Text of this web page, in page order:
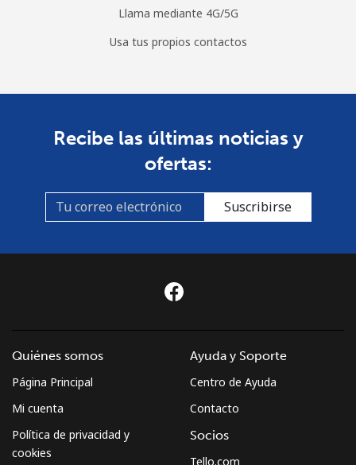
Llama mediante 4G/5G
Usa tus propios contactos
Recibe las últimas noticias y
ofertas:
Suscribirse
Quiénes somos
Página Principal
Mi cuenta
Política de privacidad y
cookies
Ayuda y Soporte
Centro de Ayuda
Contacto
Socios
Tello.com